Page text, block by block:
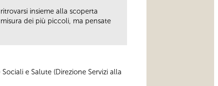
insieme alla scoperta
dei più piccoli, ma pensate
e Salute (Direzione Servizi alla